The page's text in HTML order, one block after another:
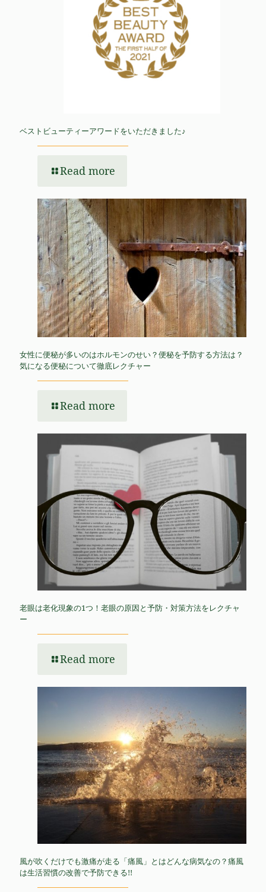
ベストビューティーアワードをいただきました♪
Read more
女性に便秘が多いのはホルモンのせい？便秘を予防する方法は？
気になる便秘について徹底レクチャー
Read more
老眼は老化現象の1つ！老眼の原因と予防・対策方法をレクチャ
ー
Read more
風が吹くだけでも激痛が走る「痛風」とはどんな病気なの？痛風
は生活習慣の改善で予防できる!!